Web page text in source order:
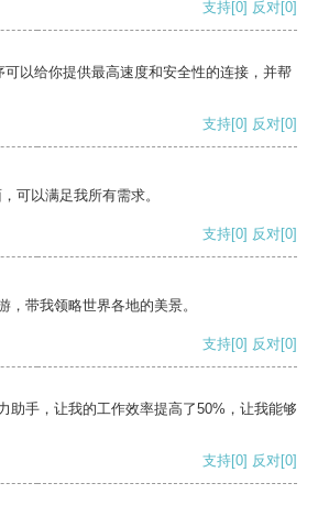
支持[0] 反对[0]
以给你提供最高速度和安全性的连接，并帮
支持[0] 反对[0]
可以满足我所有需求。
支持[0] 反对[0]
，带我领略世界各地的美景。
支持[0] 反对[0]
助手，让我的工作效率提高了50%，让我能够
支持[0] 反对[0]